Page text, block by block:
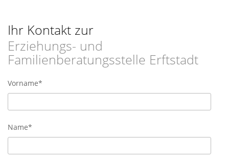
Ihr Kontakt zur
Erziehungs- und
Familienberatungsstelle Erftstadt
Vorname*
Name*